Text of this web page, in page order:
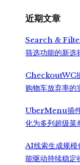
近期文章
Search &
筛选功能的新选
CheckoutWC
购物车放弃率的
UberMenu插
化为多列超级菜
AI线索生成规模
能驱动持续稳定